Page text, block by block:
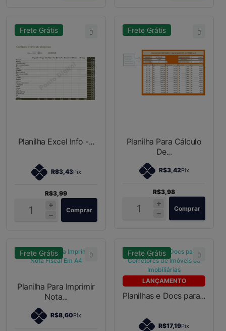
Frete Grátis
Planilha Excel Info -...
R$3,43Pix
R$3,99
Comprar
Frete Grátis
Planilha Para Cálculo
De...
R$3,42Pix
R$3,98
Comprar
Frete Grátis
Planilha Para Imprimir
Nota...
R$8,60Pix
LANÇAMENTO
Frete Grátis
Planilhas e Docs para...
R$17,19Pix